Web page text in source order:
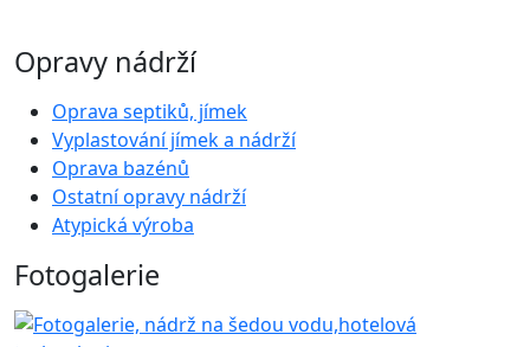
Opravy nádrží
Oprava septiků, jímek
Vyplastování jímek a nádrží
Oprava bazénů
Ostatní opravy nádrží
Atypická výroba
Fotogalerie